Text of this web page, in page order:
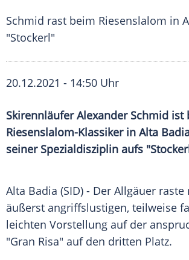
Schmid rast beim Riesenslalom in
"Stockerl"
20.12.2021 - 14:50 Uhr
Skirennläufer Alexander Schmid ist
Riesenslalom-Klassiker in Alta
seiner Spezialdisziplin aufs
Alta Badia (SID) - Der Allgäuer
äußerst angriffslustigen, teilweise
leichten Vorstellung auf der
"Gran Risa" auf den dritten Platz.